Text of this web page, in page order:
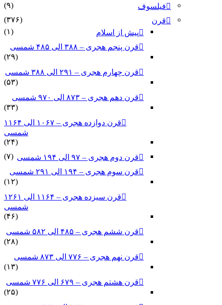
فیلسوف
(۹)
قرن
(۳۷۶)
پیش از اسلام
(۱)
قرن پنجم هجری – ۳۸۸ الی ۴۸۵ شمسی
(۲۹)
قرن چهارم هجری – ۲۹۱ الی ۳۸۸ شمسی
(۵۳)
قرن دهم هجری – ۸۷۳ الی ۹۷۰ شمسی
(۳۳)
قرن دوازده هجری – ۱۰۶۷ الی ۱۱۶۴
شمسی
(۲۴)
قرن دوم هجری – ۹۷ الی ۱۹۴ شمسی
(۷)
قرن سوم هجری – ۱۹۴ الی ۲۹۱ شمسی
(۱۲)
قرن سیزده هجری – ۱۱۶۴ الی ۱۲۶۱
شمسی
(۴۶)
قرن ششم هجری – ۴۸۵ الی ۵۸۲ شمسی
(۲۸)
قرن نهم هجری – ۷۷۶ الی ۸۷۳ شمسی
(۱۳)
قرن هشتم هجری – ۶۷۹ الی ۷۷۶ شمسی
(۲۵)